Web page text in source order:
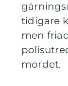
tidigare
men
mordet.